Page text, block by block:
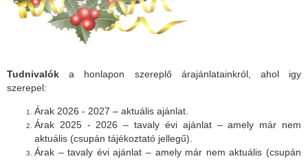
Tudnivalók a honlapon szereplő árajánlatainkról, ahol igy
szerepel:
Árak 2026 - 2027 – aktuális ajánlat.
Árak 2025 - 2026 – tavaly évi ajánlat – amely már nem
aktuális (csupán tájékoztató jellegű).
Árak – tavaly évi ajánlat – amely már nem aktuális (csupán